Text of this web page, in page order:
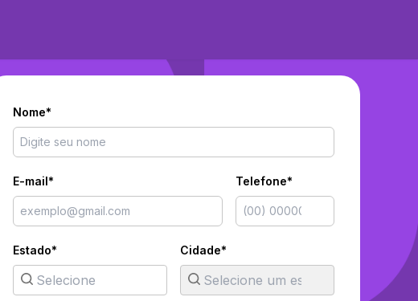
Nome*
E-mail* Telefone*
Estado* Cidade*